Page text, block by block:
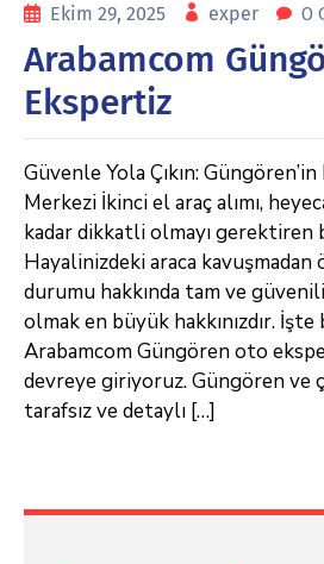
Ekim 29, 2025 exper 0
Arabamcom
Ekspertiz
Güvenle Yola Çıkın:
Merkezi İkinci el araç alımı,
kadar dikkatli olmayı gerektiren
Hayalinizdeki araca kavuşmadan
durumu hakkında tam ve
olmak en büyük hakkınızdır.
Arabamcom Güngören oto
devreye giriyoruz. Güngören ve
tarafsız ve detaylı […]